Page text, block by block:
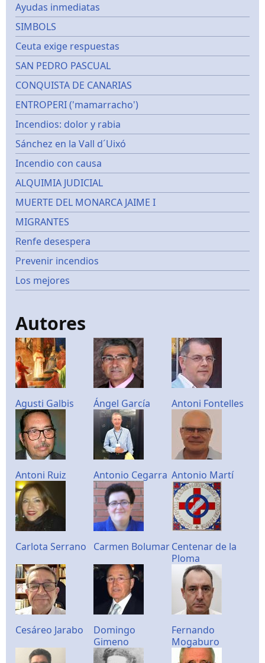
Ayudas inmediatas
SIMBOLS
Ceuta exige respuestas
SAN PEDRO PASCUAL
CONQUISTA DE CANARIAS
ENTROPERI ('mamarracho')
Incendios: dolor y rabia
Sánchez en la Vall d´Uixó
Incendio con causa
ALQUIMIA JUDICIAL
MUERTE DEL MONARCA JAIME I
MIGRANTES
Renfe desespera
Prevenir incendios
Los mejores
Autores
Agusti Galbis Ángel García Antoni Fontelles
Antoni Ruiz Antonio Cegarra Antonio Martí
Carlota Serrano Carmen BolumarCentenar de la
Ploma
Cesáreo Jarabo
Domingo
Gimeno
Fernando
Mogaburo